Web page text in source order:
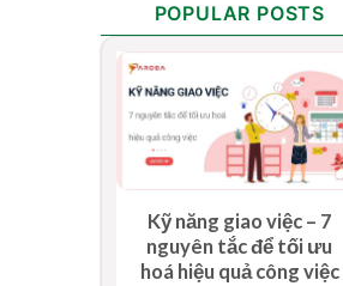
POPULAR POSTS
Kỹ năng giao việc – 7
nguyên tắc để tối ưu
hoá hiệu quả công việc